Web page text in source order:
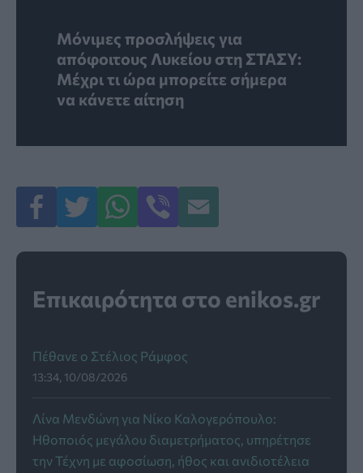
Μόνιμες προσλήψεις για
απόφοιτους Λυκείου στη ΣΤΑΣΥ:
Μέχρι τι ώρα μπορείτε σήμερα
να κάνετε αίτηση
Επικαιρότητα στο enikos.gr
Πέθανε ο Στέλιος Ράμφος
13:34, 10/08/2026
Λίνα Μενδώνη για Νίκο Καλογερόπουλο:
Ηθοποιός μεγάλου διαμετρήματος, υπηρέτησε
την Τέχνη με αφοσίωση, ήθος και ανιδιοτέλεια